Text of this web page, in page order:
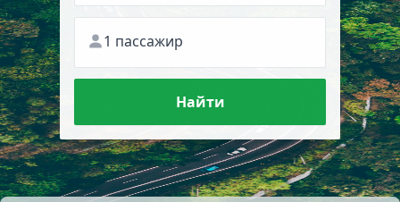
1 пассажир
Найти